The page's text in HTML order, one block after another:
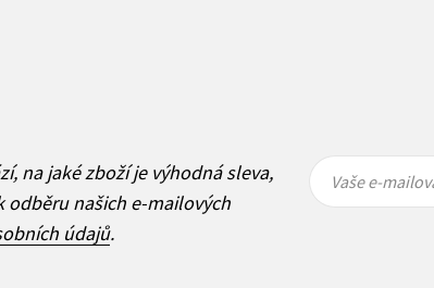
na jaké zboží je výhodná sleva,
odběru našich e-mailových
údajů.
mailová
mailová
Vaše e-